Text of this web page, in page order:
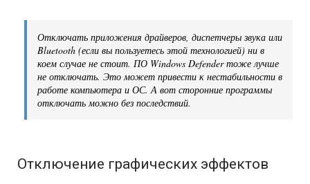
Отключать приложения драйверов, диспетчеры звука или
Bluetooth (если вы пользуетесь этой технологией) ни в
коем случае не стоит. ПО Windows Defender тоже лучше
не отключать. Это может привести к нестабильности в
работе компьютера и ОС. А вот сторонние программы
отключать можно без последствий.
Отключение графических эффектов